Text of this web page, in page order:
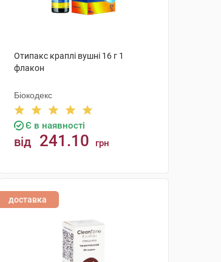
Отипакс краплі вушні 16 г 1
флакон
Біокодекс
Є в наявності
від 241.10 грн
доставка